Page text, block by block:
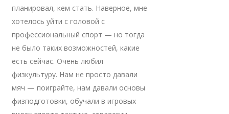
планировал, кем стать. Наверное, мне
хотелось уйти с головой с
профессиональный спорт — но тогда
не было таких возможностей, какие
есть сейчас. Очень любил
физкультуру. Нам не просто давали
мяч — поиграйте, нам давали основы
физподготовки, обучали в игровых